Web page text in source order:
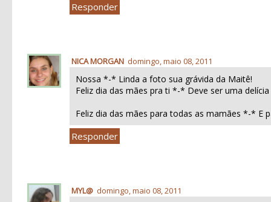
Responder
NICA MORGAN domingo, maio 08, 2011
Nossa *-* Linda a foto sua grávida da Maitê!
Feliz dia das mães pra ti *-* Deve ser uma
Feliz dia das mães para todas as mamães *-* E
Responder
MYL@ domingo, maio 08, 2011